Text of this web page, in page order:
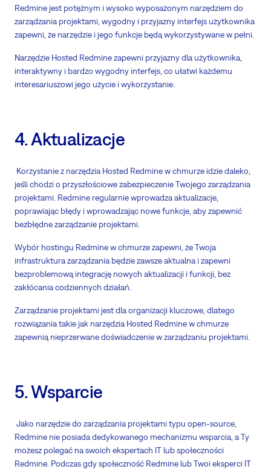
Redmine jest potężnym i wysoko wyposażonym narzędziem do
zarządzania projektami, wygodny i przyjazny interfejs użytkownika
zapewni, że narzędzie i jego funkcje będą wykorzystywane w pełni.
Narzędzie Hosted Redmine zapewni przyjazny dla użytkownika,
interaktywny i bardzo wygodny interfejs, co ułatwi każdemu
interesariuszowi jego użycie i wykorzystanie.
4. Aktualizacje
Korzystanie z narzędzia Hosted Redmine w chmurze idzie daleko,
jeśli chodzi o przyszłościowe zabezpieczenie Twojego zarządzania
projektami. Redmine regularnie wprowadza aktualizacje,
poprawiając błędy i wprowadzając nowe funkcje, aby zapewnić
bezbłędne zarządzanie projektami.
Wybór hostingu Redmine w chmurze zapewni, że Twoja
infrastruktura zarządzania będzie zawsze aktualna i zapewni
bezproblemową integrację nowych aktualizacji i funkcji, bez
zakłócania codziennych działań.
Zarządzanie projektami jest dla organizacji kluczowe, dlatego
rozwiązania takie jak narzędzia Hosted Redmine w chmurze
zapewnią nieprzerwane doświadczenie w zarządzaniu projektami.
5. Wsparcie
Jako narzędzie do zarządzania projektami typu open-source,
Redmine nie posiada dedykowanego mechanizmu wsparcia, a Ty
możesz polegać na swoich ekspertach IT lub społeczności
Redmine. Podczas gdy społeczność Redmine lub Twoi eksperci IT